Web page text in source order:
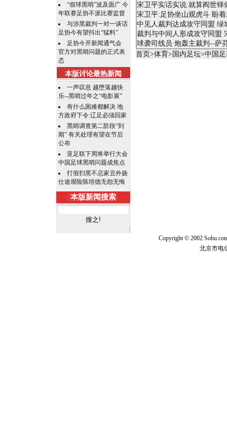
“假球黑哨”波及面广 今
年联赛足协不派比赛监督
与涉黑裁判一对一谈话
足协今有望抖出“猛料”
足协今开新闻通气会
官方对黑哨问题的正式表
态
本版讨论最热新闻
一声叹息 越堕落越快
乐--黑哨过年之“电影展”
有什么困难都解决 地
方政府下令:辽足必须回家
黑哨调查第二阶段“到
期” 有关处理有望在节后
公布
亚足联下周将举行大会
中国足球黑哨问题成焦点
打假扫黑不忌家丑外扬
仕途艰险陈培德无怨无悔
本版新闻搜索
宋卫平实话实说:就算阎世铎
宋卫平:足协坐山观虎斗 盼
中见人裁判达成攻守同盟 绿
裁判与中间人形成攻守同盟
球袭司线员 炮轰主裁判--萨
首页>体育> 国内足坛>中国
Copyright © 2002
北京市电